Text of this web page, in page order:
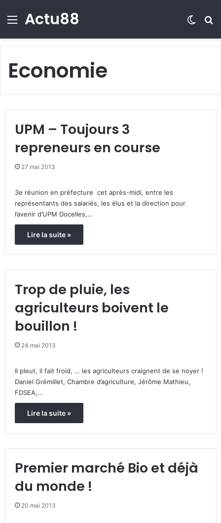
Menu
Actu88
Economie
UPM – Toujours 3
repreneurs en course
27 mai 2013
3e réunion en préfecture cet après-midi, entre les
représentants des salariés, les élus et la direction pour
l’avenir d’UPM Docelles,…
Lire la suite »
Trop de pluie, les
agriculteurs boivent le
bouillon !
24 mai 2013
Il pleut, il fait froid, … les agriculteurs craignent de se noyer !
Daniel Grémillet, Chambre d’agriculture, Jérôme Mathieu,
FDSEA,…
Lire la suite »
Premier marché Bio et déjà
du monde !
20 mai 2013